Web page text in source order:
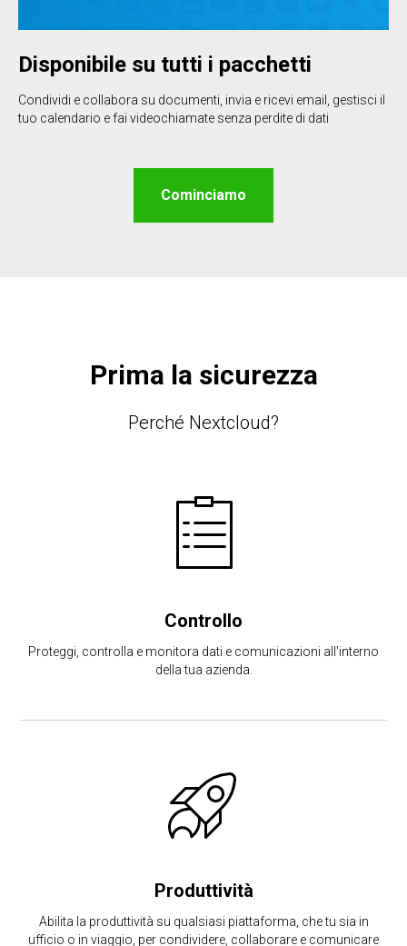
Disponibile su tutti i pacchetti
Condividi e collabora su documenti, invia e ricevi email, gestisci il
tuo calendario e fai videochiamate senza perdite di dati
Cominciamo
Prima la sicurezza
Perché Nextcloud?
Controllo
Proteggi, controlla e monitora dati e comunicazioni all'interno
della tua azienda.
Produttività
Abilita la produttività su qualsiasi piattaforma, che tu sia in
ufficio o in viaggio, per condividere, collaborare e comunicare